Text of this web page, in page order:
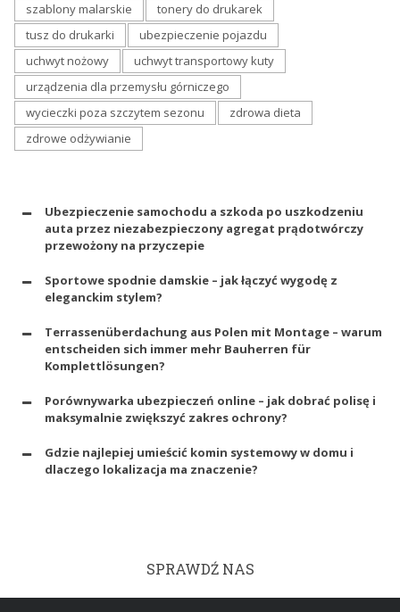
szablony malarskie
tonery do drukarek
tusz do drukarki
ubezpieczenie pojazdu
uchwyt nożowy
uchwyt transportowy kuty
urządzenia dla przemysłu górniczego
wycieczki poza szczytem sezonu
zdrowa dieta
zdrowe odżywianie
Ubezpieczenie samochodu a szkoda po uszkodzeniu
auta przez niezabezpieczony agregat prądotwórczy
przewożony na przyczepie
Sportowe spodnie damskie – jak łączyć wygodę z
eleganckim stylem?
Terrassenüberdachung aus Polen mit Montage – warum
entscheiden sich immer mehr Bauherren für
Komplettlösungen?
Porównywarka ubezpieczeń online – jak dobrać polisę i
maksymalnie zwiększyć zakres ochrony?
Gdzie najlepiej umieścić komin systemowy w domu i
dlaczego lokalizacja ma znaczenie?
SPRAWDŹ NAS